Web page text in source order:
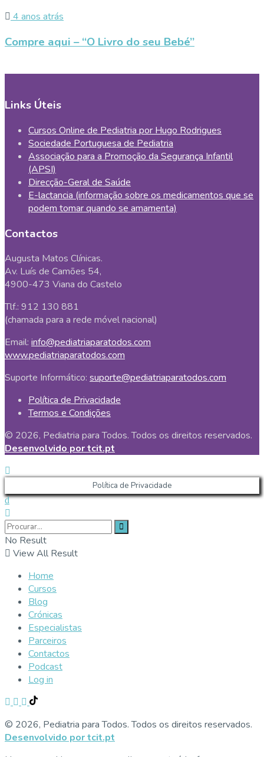
4 anos atrás
Compre aqui – “O Livro do seu Bebé”
Links Úteis
Cursos Online de Pediatria por Hugo Rodrigues
Sociedade Portuguesa de Pediatria
Associação para a Promoção da Segurança Infantil
(APSI)
Direcção-Geral de Saúde
E-lactancia (informação sobre os medicamentos que se
podem tomar quando se amamenta)
Contactos
Augusta Matos Clínicas.
Av. Luís de Camões 54,
4900-473 Viana do Castelo
Tlf.: 912 130 881
(chamada para a rede móvel nacional)
Email: info@pediatriaparatodos.com
www.pediatriaparatodos.com
Suporte Informático: suporte@pediatriaparatodos.com
Política de Privacidade
Termos e Condições
© 2026, Pediatria para Todos. Todos os direitos reservados.
Desenvolvido por tcit.pt
Política de Privacidade
No Result
View All Result
Home
Cursos
Blog
Crónicas
Especialistas
Parceiros
Contactos
Podcast
Log in
© 2026, Pediatria para Todos. Todos os direitos reservados.
Desenvolvido por tcit.pt